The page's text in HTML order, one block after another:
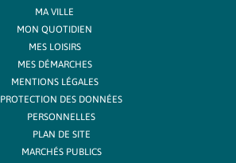
MA VILLE
MON QUOTIDIEN
MES LOISIRS
MES DÉMARCHES
MENTIONS LÉGALES
PROTECTION DES DONNÉES
PERSONNELLES
PLAN DE SITE
MARCHÉS PUBLICS